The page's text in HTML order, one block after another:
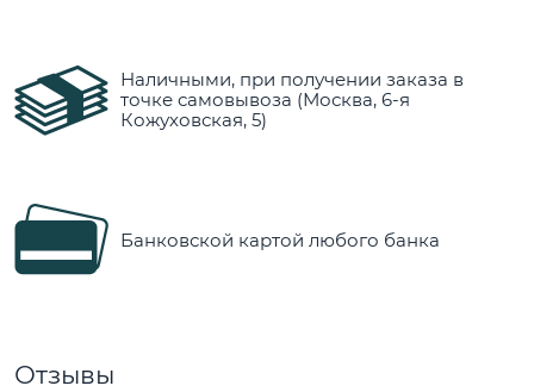
Наличными, при получении заказа в
точке самовывоза (Москва, 6-я
Кожуховская, 5)
Банковской картой любого банка
Отзывы